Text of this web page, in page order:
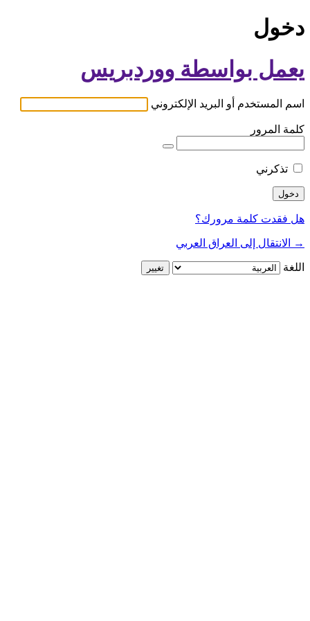
دخول
يعمل بواسطة ووردبريس
اسم المستخدم أو البريد الإلكتروني
كلمة المرور
تذكرني
هل فقدت كلمة مرورك؟
→ الانتقال إلى العراق العربي
اللغة